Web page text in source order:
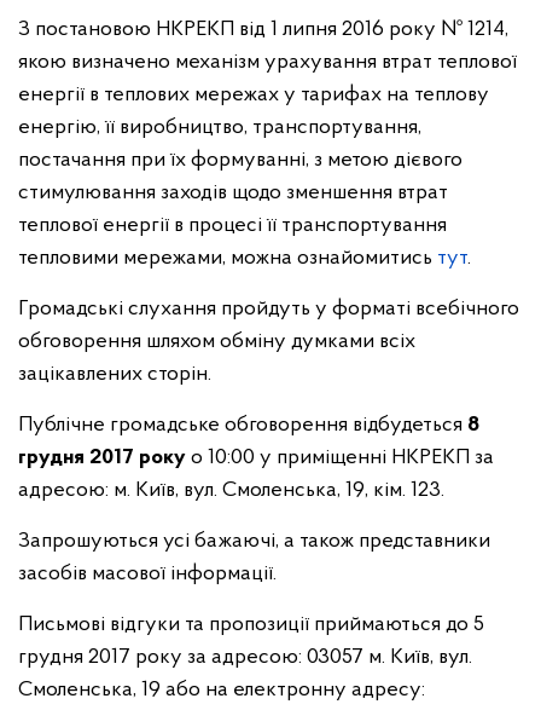
З постановою НКРЕКП від 1 липня 2016 року № 1214,
якою визначено механізм урахування втрат теплової
енергії в теплових мережах у тарифах на теплову
енергію, її виробництво, транспортування,
постачання при їх формуванні, з метою дієвого
стимулювання заходів щодо зменшення втрат
теплової енергії в процесі її транспортування
тепловими мережами, можна ознайомитись тут.
Громадські слухання пройдуть у форматі всебічного
обговорення шляхом обміну думками всіх
зацікавлених сторін.
Публічне громадське обговорення відбудеться 8
грудня 2017 року о 10:00 у приміщенні НКРЕКП за
адресою: м. Київ, вул. Смоленська, 19, кім. 123.
Запрошуються усі бажаючі, а також представники
засобів масової інформації.
Письмові відгуки та пропозиції приймаються до 5
грудня 2017 року за адресою: 03057 м. Київ, вул.
Смоленська, 19 або на електронну адресу: